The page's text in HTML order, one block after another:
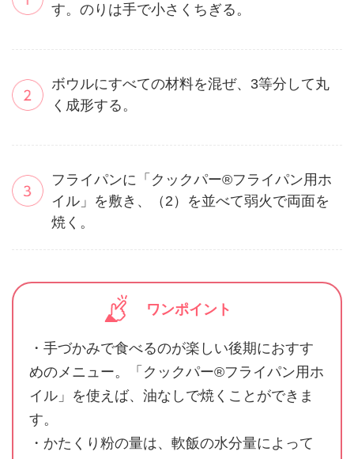
す。のりは手で小さくちぎる。
ボウルにすべての材料を混ぜ、3等分して丸
く成形する。
フライパンに「クックパー®フライパン用ホ
イル」を敷き、（2）を並べて弱火で両面を
焼く。
ワンポイント
・手づかみで食べるのが楽しい後期におすす
めのメニュー。「クックパー®フライパン用ホ
イル」を使えば、油なしで焼くことができま
す。
・かたくり粉の量は、軟飯の水分量によって